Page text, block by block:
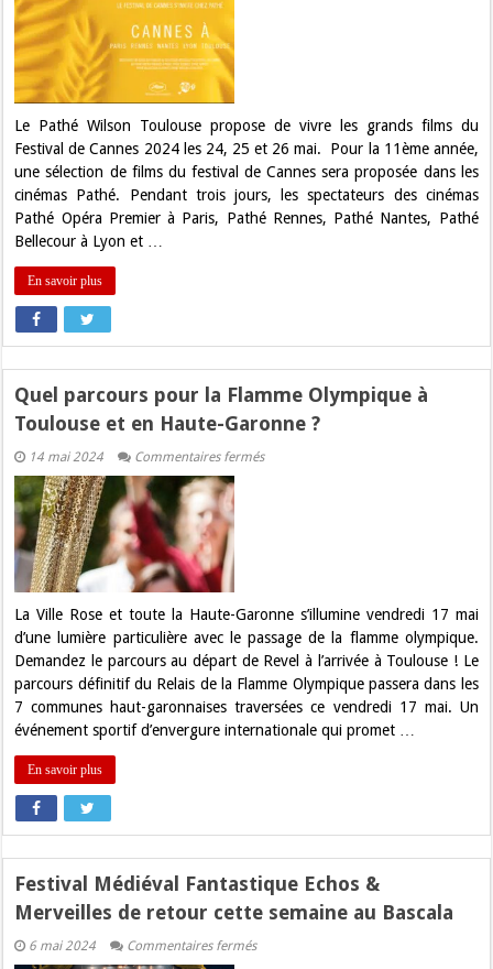
Toulouse
Le Pathé Wilson Toulouse propose de vivre les grands films du
Festival de Cannes 2024 les 24, 25 et 26 mai. Pour la 11ème année,
une sélection de films du festival de Cannes sera proposée dans les
cinémas Pathé. Pendant trois jours, les spectateurs des cinémas
Pathé Opéra Premier à Paris, Pathé Rennes, Pathé Nantes, Pathé
Bellecour à Lyon et …
En savoir plus
Quel parcours pour la Flamme Olympique à
Toulouse et en Haute-Garonne ?
14 mai 2024 Commentaires ferméssur
en
Haute-
Garonne
?
La Ville Rose et toute la Haute-Garonne s’illumine vendredi 17 mai
d’une lumière particulière avec le passage de la flamme olympique.
Demandez le parcours au départ de Revel à l’arrivée à Toulouse ! Le
parcours définitif du Relais de la Flamme Olympique passera dans les
7 communes haut-garonnaises traversées ce vendredi 17 mai. Un
événement sportif d’envergure internationale qui promet …
En savoir plus
Festival Médiéval Fantastique Echos &
Merveilles de retour cette semaine au Bascala
6 mai 2024 Commentaires ferméssur